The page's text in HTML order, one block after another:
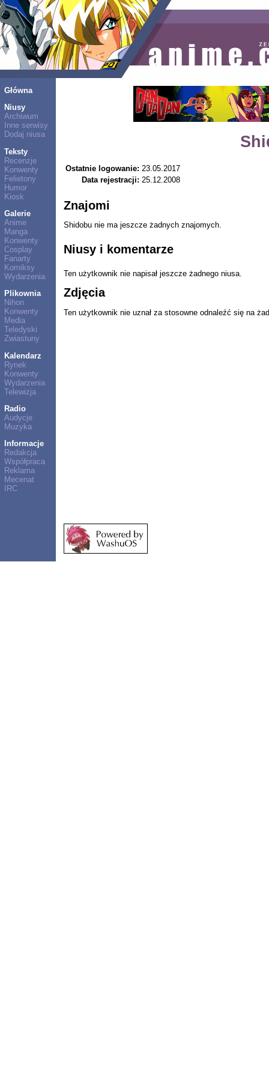
Główna
Niusy
Archiwum
Inne serwisy
Dodaj niusa
Teksty
Recenzje
Konwenty
Felietony
Humor
Kiosk
Galerie
Anime
Manga
Konwenty
Cosplay
Fanarty
Komiksy
Wydarzenia
Plikownia
Nihon
Konwenty
Media
Teledyski
Zwiastuny
Kalendarz
Rynek
Konwenty
Wydarzenia
Telewizja
Radio
Audycje
Muzyka
Informacje
Redakcja
Współpraca
Reklama
Mecenat
IRC
Ostatnie logowanie: 23.05.2017
Data rejestracji: 25.12.2008
Znajomi
Shidobu nie ma jeszcze żadnych znajomych.
Niusy i komentarze
Ten użytkownik nie napisał jeszcze żadnego niusa.
Zdjęcia
Ten użytkownik nie uznał za stosowne odnaleźć się na